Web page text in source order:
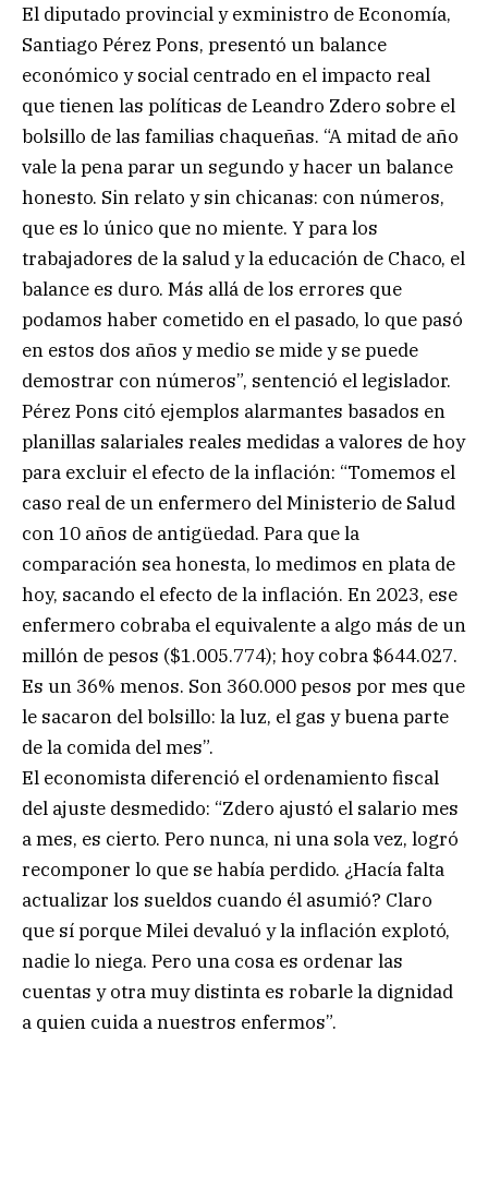
El diputado provincial y exministro de Economía,
Santiago Pérez Pons, presentó un balance
económico y social centrado en el impacto real
que tienen las políticas de Leandro Zdero sobre el
bolsillo de las familias chaqueñas. “A mitad de año
vale la pena parar un segundo y hacer un balance
honesto. Sin relato y sin chicanas: con números,
que es lo único que no miente. Y para los
trabajadores de la salud y la educación de Chaco, el
balance es duro. Más allá de los errores que
podamos haber cometido en el pasado, lo que pasó
en estos dos años y medio se mide y se puede
demostrar con números”, sentenció el legislador.
Pérez Pons citó ejemplos alarmantes basados en
planillas salariales reales medidas a valores de hoy
para excluir el efecto de la inflación: “Tomemos el
caso real de un enfermero del Ministerio de Salud
con 10 años de antigüedad. Para que la
comparación sea honesta, lo medimos en plata de
hoy, sacando el efecto de la inflación. En 2023, ese
enfermero cobraba el equivalente a algo más de un
millón de pesos ($1.005.774); hoy cobra $644.027.
Es un 36% menos. Son 360.000 pesos por mes que
le sacaron del bolsillo: la luz, el gas y buena parte
de la comida del mes”.
El economista diferenció el ordenamiento fiscal
del ajuste desmedido: “Zdero ajustó el salario mes
a mes, es cierto. Pero nunca, ni una sola vez, logró
recomponer lo que se había perdido. ¿Hacía falta
actualizar los sueldos cuando él asumió? Claro
que sí porque Milei devaluó y la inflación explotó,
nadie lo niega. Pero una cosa es ordenar las
cuentas y otra muy distinta es robarle la dignidad
a quien cuida a nuestros enfermos”.